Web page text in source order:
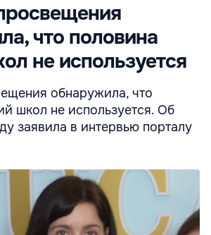
что половина
не используется
обнаружила, что
школ не используется. Об
заявила в интервью порталу